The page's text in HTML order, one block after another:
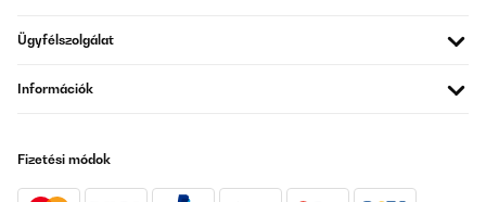
Ügyfélszolgálat
Információk
Fizetési módok